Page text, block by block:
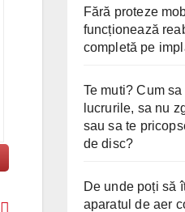
Fără proteze
funcționează
completă pe
Te muti? Cum
lucrurile, sa nu
sau sa te
de disc?
De unde poți să
aparatul de aer